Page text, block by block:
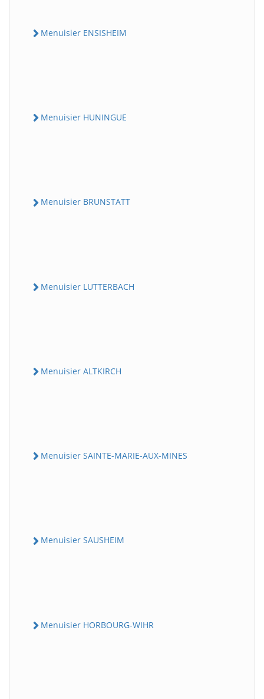
Menuisier ENSISHEIM
Menuisier HUNINGUE
Menuisier BRUNSTATT
Menuisier LUTTERBACH
Menuisier ALTKIRCH
Menuisier SAINTE-MARIE-AUX-MINES
Menuisier SAUSHEIM
Menuisier HORBOURG-WIHR